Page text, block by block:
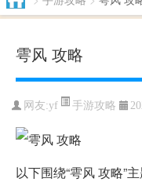
雩风 攻略
网友:yf 手游攻略
以下围绕“雩风 攻略”